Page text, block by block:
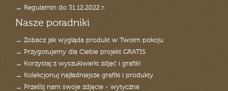
→ Regulamin do 31.12.2022 r.
Nasze poradniki
→ Zobacz jak wygląda produkt w Twoim pokoju
→ Przygotujemy dla Ciebie projekt GRATIS
→ Korzystaj z wyszukiwarki zdjęć i grafik!
→ Kolekcjonuj najładniejsze grafiki i produkty
→ Prześlij nam swoje zdjęcie - wytyczne